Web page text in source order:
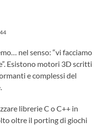
nel senso: “vi facciamo
Esistono motori 3D scritti
e complessi del
librerie C o C++ in
oltre il porting di giochi